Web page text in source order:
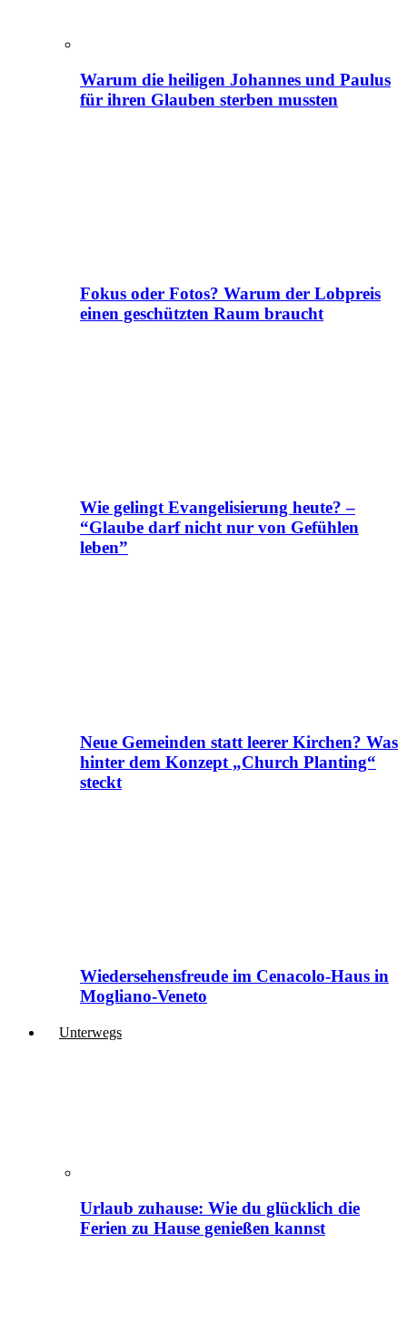
Warum die heiligen Johannes und Paulus
für ihren Glauben sterben mussten
Fokus oder Fotos? Warum der Lobpreis
einen geschützten Raum braucht
Wie gelingt Evangelisierung heute? –
“Glaube darf nicht nur von Gefühlen
leben”
Neue Gemeinden statt leerer Kirchen? Was
hinter dem Konzept „Church Planting“
steckt
Wiedersehensfreude im Cenacolo-Haus in
Mogliano-Veneto
Unterwegs
Urlaub zuhause: Wie du glücklich die
Ferien zu Hause genießen kannst